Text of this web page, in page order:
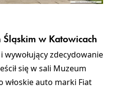
Solidarności w
w Katowicach
wywołujący zdecydowanie
się w sali Muzeum
włoskie auto marki Fiat